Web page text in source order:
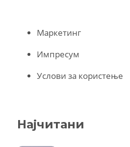
Маркетинг
Импресум
Услови за користење
Најчитани